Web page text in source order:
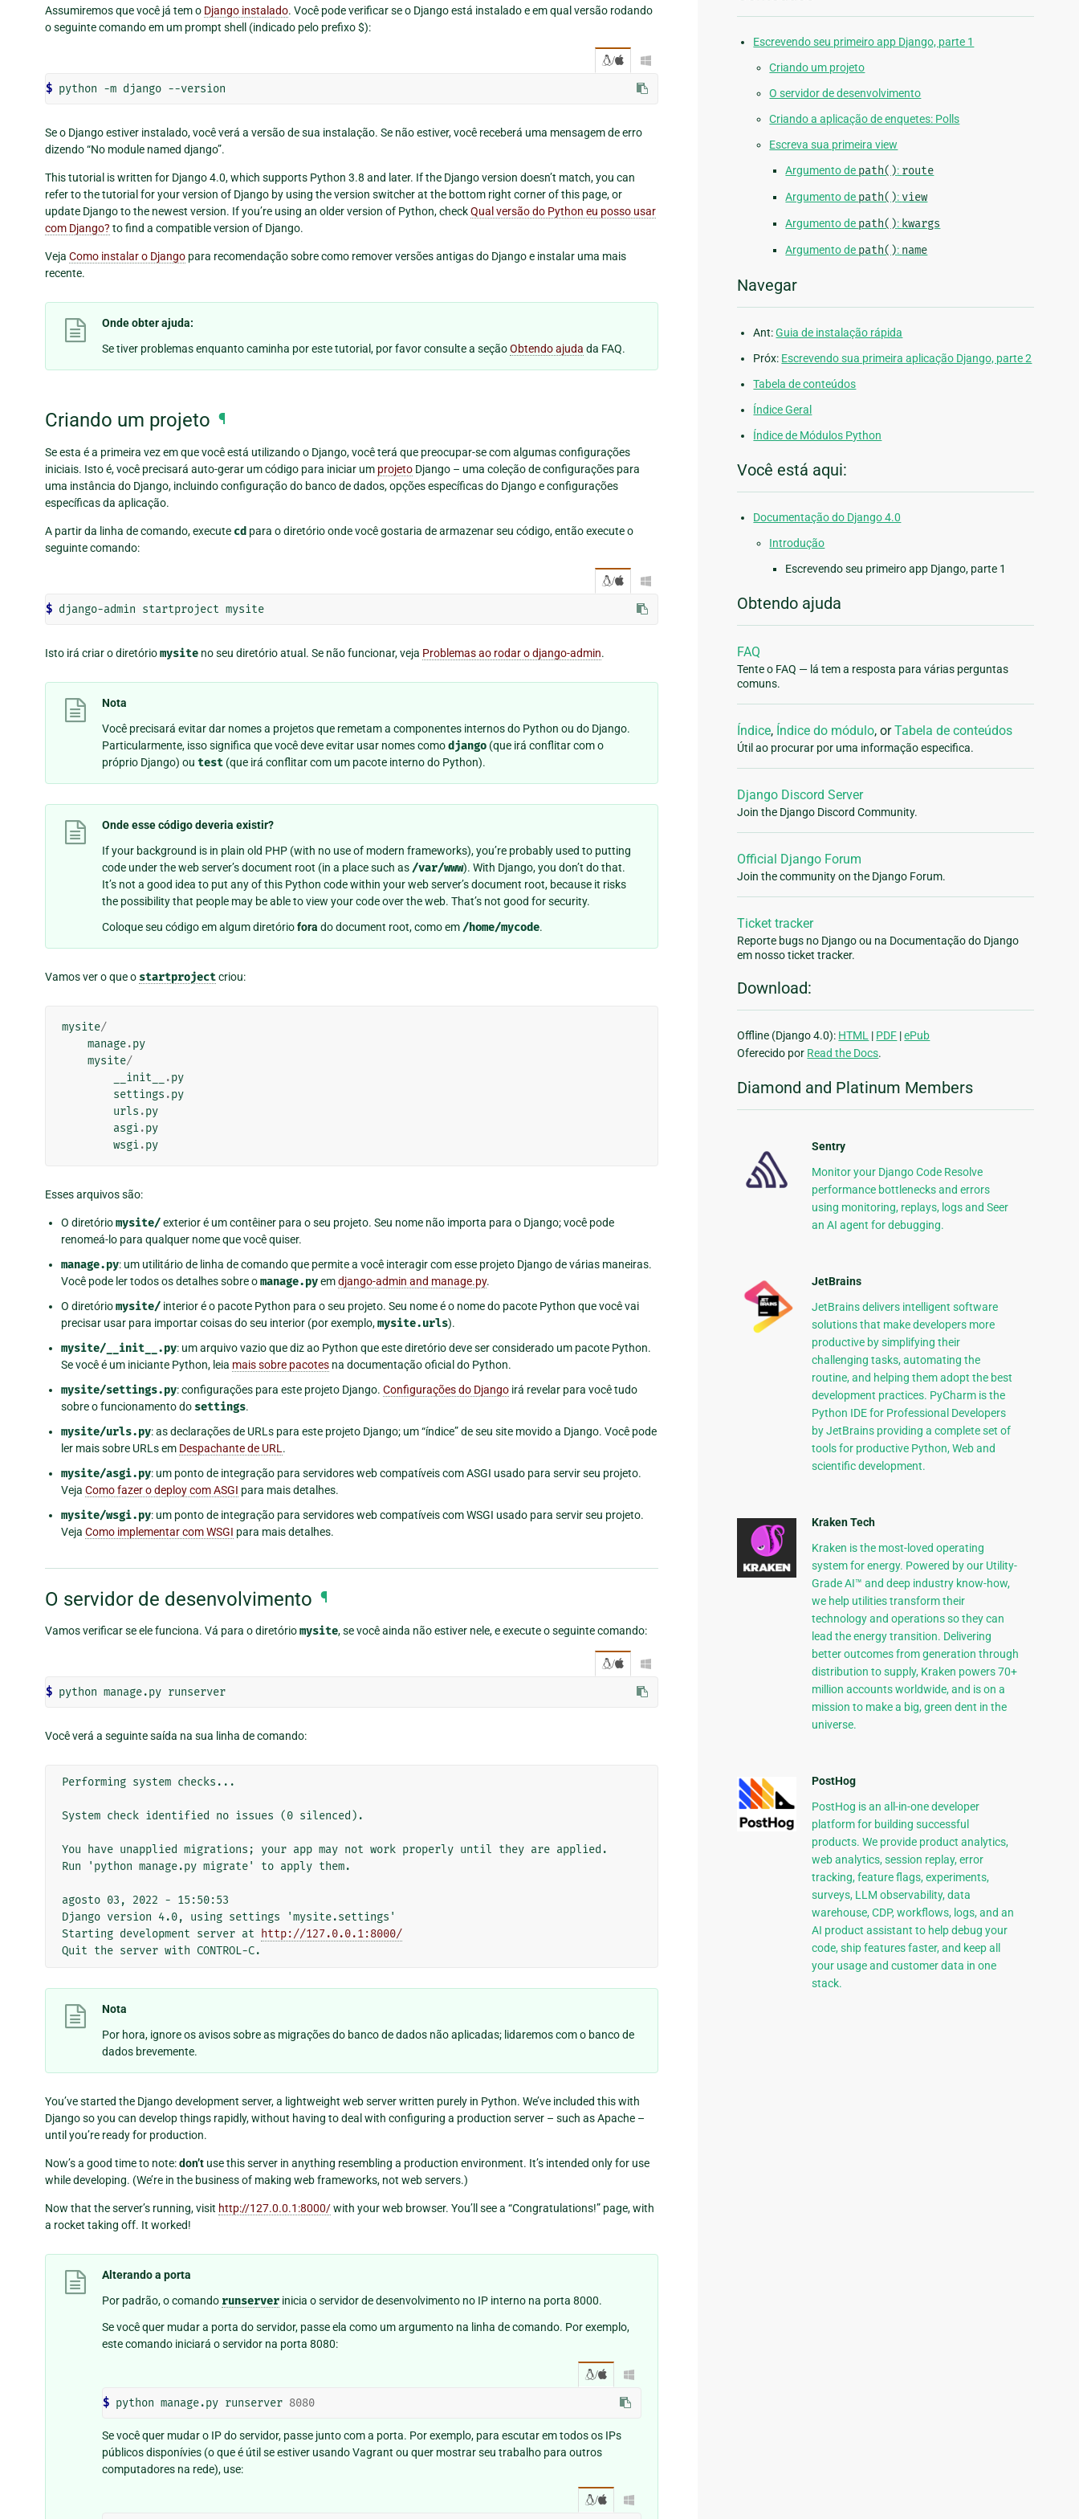
Assumiremos que você já tem o Django instalado. Você pode verificar se o Django está instalado e em qual versão rodando
o seguinte comando em um prompt shell (indicado pelo prefixo $):
/ 
$
Se o Django estiver instalado, você verá a versão de sua instalação. Se não estiver, você receberá uma mensagem de erro
dizendo “No module named django”.
This tutorial is written for Django 4.0, which supports Python 3.8 and later. If the Django version doesn’t match, you can
refer to the tutorial for your version of Django by using the version switcher at the bottom right corner of this page, or
update Django to the newest version. If you’re using an older version of Python, checkQual versão do Python eu posso usar
com Django? to find a compatible version of Django.
Veja Como instalar o Django para recomendação sobre como remover versões antigas do Django e instalar uma mais
recente.
Onde obter ajuda:
Se tiver problemas enquanto caminha por este tutorial, por favor consulte a seçãoObtendo ajuda da FAQ.
Criando um projeto ¶
Se esta é a primeira vez em que você está utilizando o Django, você terá que preocupar-se com algumas configurações
iniciais. Isto é, você precisará auto-gerar um código para iniciar um projeto Django – uma coleção de configurações para
uma instância do Django, incluindo configuração do banco de dados, opções específicas do Django e configurações
específicas da aplicação.
A partir da linha de comando, execute cd para o diretório onde você gostaria de armazenar seu código, então execute o
seguinte comando:
/ 
$
Isto irá criar o diretóriomysite no seu diretório atual. Se não funcionar, veja Problemas ao rodar o django-admin.
Nota
Você precisará evitar dar nomes a projetos que remetam a componentes internos do Python ou do Django.
Particularmente, isso significa que você deve evitar usar nomes comodjango (que irá conflitar com o
próprio Django) ou test (que irá conflitar com um pacote interno do Python).
Onde esse código deveria existir?
If your background is in plain old PHP (with no use of modern frameworks), you’re probably used to putting
code under the web server’s document root (in a place such as /var/www). With Django, you don’t do that.
It’s not a good idea to put any of this Python code within your web server’s document root, because it risks
the possibility that people may be able to view your code over the web. That’s not good for security.
Coloque seu código em algum diretóriofora do document root, como em /home/mycode.
Vamos ver o que o startprojectcriou:
mysite/
manage.py
mysite/
__init__
.py
settings .py
urls .py
asgi.py
wsgi.py
Esses arquivos são:
O diretóriomysite/exterior é um contêiner para o seu projeto. Seu nome não importa para o Django; você pode
renomeá-lo para qualquer nome que você quiser.
manage.py: um utilitário de linha de comando que permite a você interagir com esse projeto Django de várias maneiras.
Você pode ler todos os detalhes sobre omanage.pyemdjango-admin and manage.py.
O diretóriomysite/ interior é o pacote Python para o seu projeto. Seu nome é o nome do pacote Python que você vai
precisar usar para importar coisas do seu interior (por exemplo,mysite.urls).
mysite/__init__.py: um arquivo vazio que diz ao Python que este diretório deve ser considerado um pacote Python.
Se você é um iniciante Python, leia mais sobre pacotes na documentação oficial do Python.
mysite/settings.py: configurações para este projeto Django. Configurações do Django irá revelar para você tudo
sobre o funcionamento do settings.
mysite/urls.py: as declarações de URLs para este projeto Django; um “índice” de seu site movido a Django. Você pode
ler mais sobre URLs em Despachante de URL.
mysite/asgi.py: um ponto de integração para servidores web compatíveis com ASGI usado para servir seu projeto.
Veja Como fazer o deploy com ASGI para mais detalhes.
mysite/wsgi.py: um ponto de integração para servidores web compatíveis com WSGI usado para servir seu projeto.
Veja Como implementar com WSGI para mais detalhes.
O servidor de desenvolvimento ¶
Vamos verificar se ele funciona. Vá para o diretóriomysite, se você ainda não estiver nele, e execute o seguinte comando:
/ 
$
Você verá a seguinte saída na sua linha de comando:
Performing system checks...
System check identified no issues (0 silenced).
You have unapplied migrations; your app may not work properly until they are applied.
Run 'python manage.py migrate' to apply them.
agosto 03, 2022 - 15:50:53
Django version 4.0, using settings 'mysite.settings'
Starting development server at
http://127.0.0.1:8000/
Nota
Por hora, ignore os avisos sobre as migrações do banco de dados não aplicadas; lidaremos com o banco de
dados brevemente.
You’ve started the Django development server, a lightweight web server written purely in Python. We’ve included this with
Django so you can develop things rapidly, without having to deal with configuring a production server – such as Apache –
until you’re ready for production.
Now’s a good time to note:don’t use this server in anything resembling a production environment. It’s intended only for use
while developing. (We’re in the business of making web frameworks, not web servers.)
Now that the server’s running, visit http://127.0.0.1:8000/with your web browser. You’ll see a “Congratulations!” page, with
a rocket taking off. It worked!
Alterando a porta
Por padrão, o comando runserver inicia o servidor de desenvolvimento no IP interno na porta 8000.
Se você quer mudar a porta do servidor, passe ela como um argumento na linha de comando. Por exemplo,
este comando iniciará o servidor na porta 8080:
/ 
$ python manage.py runserver 8080
Se você quer mudar o IP do servidor, passe junto com a porta. Por exemplo, para escutar em todos os IPs
públicos disponívies (o que é útil se estiver usando Vagrant ou quer mostrar seu trabalho para outros
computadores na rede), use:
/ 
Escrevendo seu primeiro app Django, parte 1
Criando um projeto
O servidor de desenvolvimento
Criando a aplicação de enquetes: Polls
Escreva sua primeira view
Argumento de path(): route
Argumento de path(): view
Argumento de path(): kwargs
Argumento de path(): name
Navegar
Ant:Guia de instalação rápida
Próx: Escrevendo sua primeira aplicação Django, parte 2
Tabela de conteúdos
Índice Geral
Índice de Módulos Python
Você está aqui:
Documentação do Django 4.0
Introdução
Escrevendo seu primeiro app Django, parte 1
Obtendo ajuda
FAQ
Tente o FAQ — lá tem a resposta para várias perguntas
comuns.
Índice, Índice do módulo, orTabela de conteúdos
Útil ao procurar por uma informação especifica.
Django Discord Server
Join the Django Discord Community.
Official Django Forum
Join the community on the Django Forum.
Ticket tracker
Reporte bugs no Django ou na Documentação do Django
em nosso ticket tracker.
Download:
Offline (Django 4.0): HTML | PDF |ePub
Oferecido por Read the Docs.
Diamond and Platinum Members
Sentry
Monitor your Django Code Resolve
performance bottlenecks and errors
using monitoring, replays, logs and Seer
an AI agent for debugging.
JetBrains
JetBrains delivers intelligent software
solutions that make developers more
productive by simplifying their
challenging tasks, automating the
routine, and helping them adopt the best
development practices. PyCharm is the
Python IDE for Professional Developers
by JetBrains providing a complete set of
tools for productive Python, Web and
scientific development.
Kraken Tech
Kraken is the most-loved operating
system for energy. Powered by our Utility-
Grade AI™ and deep industry know-how,
we help utilities transform their
technology and operations so they can
lead the energy transition. Delivering
better outcomes from generation through
distribution to supply, Kraken powers 70+
million accounts worldwide, and is on a
mission to make a big, green dent in the
universe.
PostHog
PostHog is an all-in-one developer
platform for building successful
products. We provide product analytics,
web analytics, session replay, error
tracking, feature flags, experiments,
surveys, LLM observability, data
warehouse, CDP, workflows, logs, and an
AI product assistant to help debug your
code, ship features faster, and keep all
your usage and customer data in one
stack.